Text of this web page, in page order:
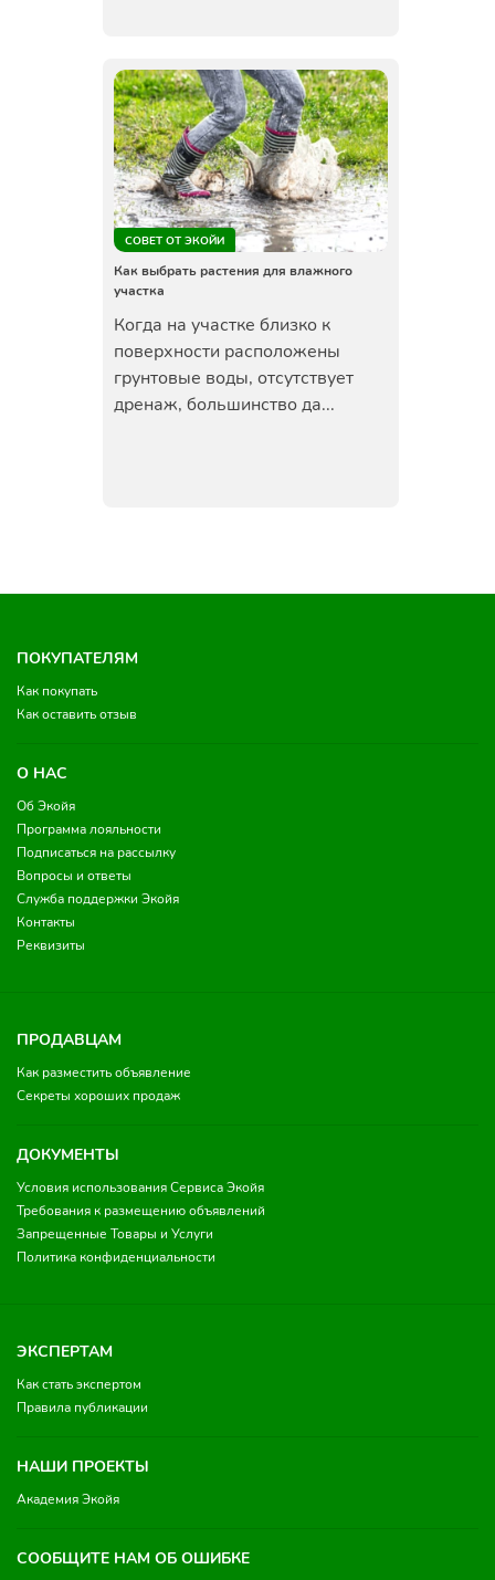
СОВЕТ ОТ ЭКОЙИ
Как выбрать растения для влажного
участка
Когда на участке близко к
поверхности расположены
грунтовые воды, отсутствует
дренаж, большинство да...
ПОКУПАТЕЛЯМ
Как покупать
Как оставить отзыв
О НАС
Об Экойя
Программа лояльности
Подписаться на рассылку
Вопросы и ответы
Служба поддержки Экойя
Контакты
Реквизиты
ПРОДАВЦАМ
Как разместить объявление
Секреты хороших продаж
ДОКУМЕНТЫ
Условия использования Сервиса Экойя
Требования к размещению объявлений
Запрещенные Товары и Услуги
Политика конфиденциальности
ЭКСПЕРТАМ
Как стать экспертом
Правила публикации
НАШИ ПРОЕКТЫ
Академия Экойя
СООБЩИТЕ НАМ ОБ ОШИБКЕ